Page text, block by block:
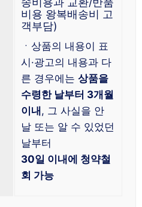
비용 왕복배송비 고
객부담)
ㆍ상품의 내용이 표
시·광고의 내용과 다
른 경우에는 상품을
수령한 날부터 3개월
이내 , 그 사실을 안
날 또는 알 수 있었던
날부터
30일 이내에 청약철
회 가능